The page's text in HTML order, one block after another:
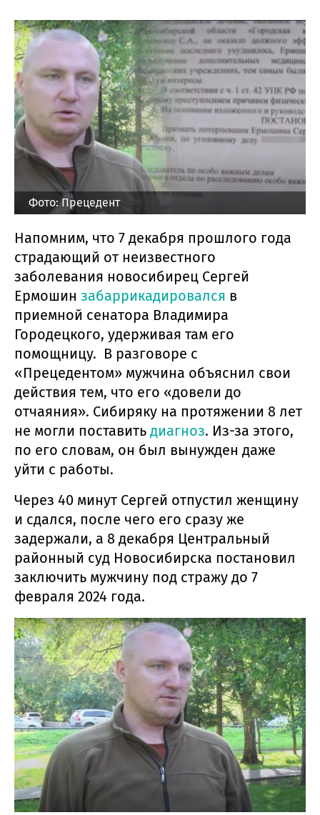
Фото: Прецедент
Напомним, что 7 декабря прошлого года
страдающий от неизвестного
заболевания новосибирец Сергей
Ермошин забаррикадировался в
приемной сенатора Владимира
Городецкого, удерживая там его
помощницу. В разговоре с
«Прецедентом» мужчина объяснил свои
действия тем, что его «довели до
отчаяния». Сибиряку на протяжении 8 лет
не могли поставить диагноз. Из-за этого,
по его словам, он был вынужден даже
уйти с работы.
Через 40 минут Сергей отпустил женщину
и сдался, после чего его сразу же
задержали, а 8 декабря Центральный
районный суд Новосибирска постановил
заключить мужчину под стражу до 7
февраля 2024 года.